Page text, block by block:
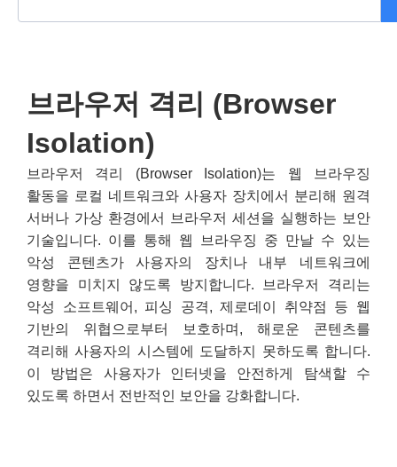
브라우저 격리 (Browser
Isolation)
브라우저 격리 (Browser Isolation)는 웹 브라우징
활동을 로컬 네트워크와 사용자 장치에서 분리해 원격
서버나 가상 환경에서 브라우저 세션을 실행하는 보안
기술입니다. 이를 통해 웹 브라우징 중 만날 수 있는
악성 콘텐츠가 사용자의 장치나 내부 네트워크에
영향을 미치지 않도록 방지합니다. 브라우저 격리는
악성 소프트웨어, 피싱 공격, 제로데이 취약점 등 웹
기반의 위협으로부터 보호하며, 해로운 콘텐츠를
격리해 사용자의 시스템에 도달하지 못하도록 합니다.
이 방법은 사용자가 인터넷을 안전하게 탐색할 수
있도록 하면서 전반적인 보안을 강화합니다.